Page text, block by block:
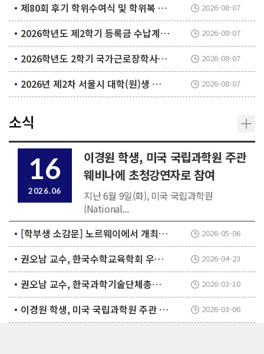
제80회 후기 학위수여식 및 학위복 대여 안내
2026-08-07
2026학년도 제2학기 등록금 수납계획 알림 2026-08-07
2026학년도 2학기 국가근로장학사업 희망근로지 신청 안내 2026-08-07
2026년 제2차 서울시 대학(원)생 학자금 대출이자 지원 안내 2026-08-07
소식
16
2026.06
이경원 학생, 미국 국립과학원 주관
웨비나에 초청강연자로 참여
지난 6월 9일(화), 미국 국립과학원
(National...
[학부생 소감문] 노르웨이에서 개최된 국제학회 참석 및 포스터 발표 후기
2026-05-06
권오남 교수, 한국수학교육학회 우수논문상 수상 2026-04-23
권오남 교수, 한국과학기술단체총연합회 회장으로 취임 2026-03-10
이경원 학생, 미국 국립과학원 주관 워크숍에 패널리스트로 참여 2026-03-06